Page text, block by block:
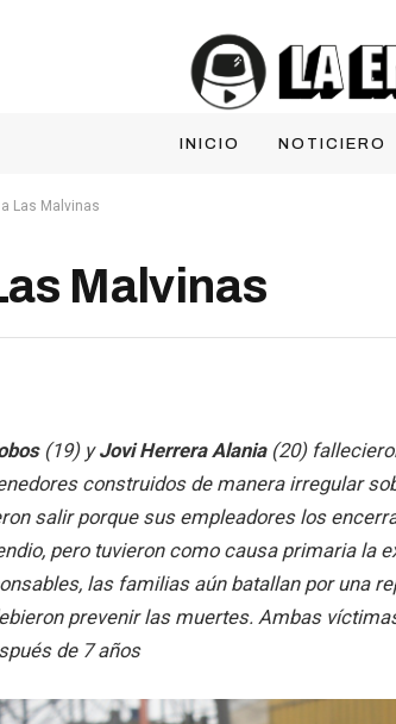
INICIO NOTICIERO
Las Malvinas
Malvinas
(19) yJovi Herrera Alania(20)
construidos de manera irregular
salir porque sus empleadores los
pero tuvieron como causa primaria la
las familias aún batallan por una
prevenir las muertes. Ambas
de 7 años